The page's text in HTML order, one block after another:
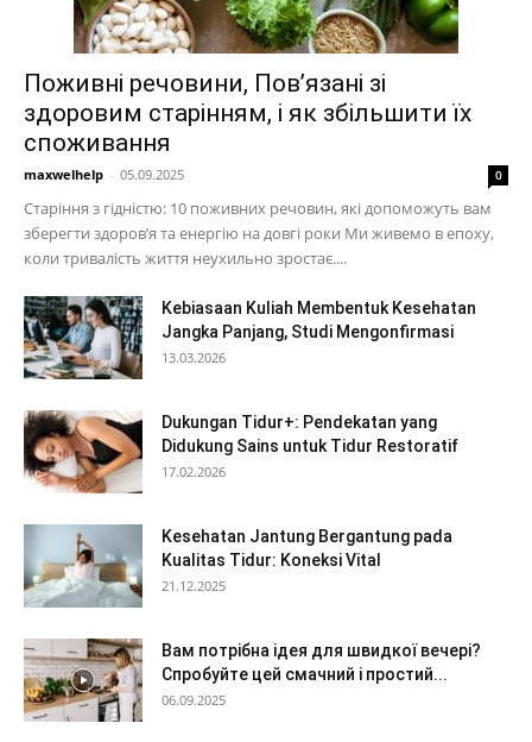
Поживні речовини, Пов’язані зі
здоровим старінням, і як збільшити їх
споживання
maxwelhelp - 05.09.2025 0
Старіння з гідністю: 10 поживних речовин, які допоможуть вам
зберегти здоров’я та енергію на довгі роки Ми живемо в епоху,
коли тривалість життя неухильно зростає....
Kebiasaan Kuliah Membentuk Kesehatan
Jangka Panjang, Studi Mengonfirmasi
13.03.2026
Dukungan Tidur+: Pendekatan yang
Didukung Sains untuk Tidur Restoratif
17.02.2026
Kesehatan Jantung Bergantung pada
Kualitas Tidur: Koneksi Vital
21.12.2025
Вам потрібна ідея для швидкої вечері?
Спробуйте цей смачний і простий...
06.09.2025